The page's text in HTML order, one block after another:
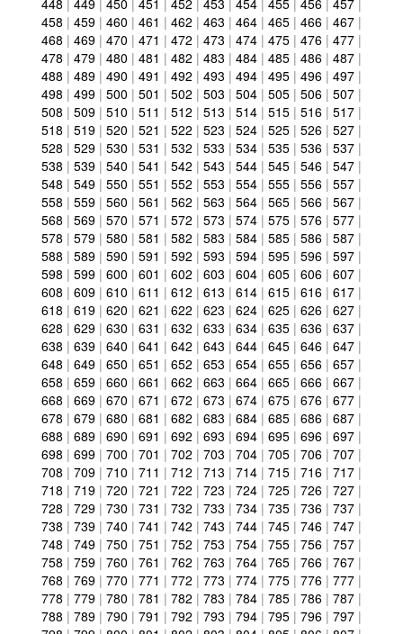
448 | 449 | 450 | 451 | 452 | 453 | 454 | 455 | 456 | 457 |
458 | 459 | 460 | 461 | 462 | 463 | 464 | 465 | 466 | 467 |
468 | 469 | 470 | 471 | 472 | 473 | 474 | 475 | 476 | 477 |
478 | 479 | 480 | 481 | 482 | 483 | 484 | 485 | 486 | 487 |
488 | 489 | 490 | 491 | 492 | 493 | 494 | 495 | 496 | 497 |
498 | 499 | 500 | 501 | 502 | 503 | 504 | 505 | 506 | 507 |
508 | 509 | 510 | 511 | 512 | 513 | 514 | 515 | 516 | 517 |
518 | 519 | 520 | 521 | 522 | 523 | 524 | 525 | 526 | 527 |
528 | 529 | 530 | 531 | 532 | 533 | 534 | 535 | 536 | 537 |
538 | 539 | 540 | 541 | 542 | 543 | 544 | 545 | 546 | 547 |
548 | 549 | 550 | 551 | 552 | 553 | 554 | 555 | 556 | 557 |
558 | 559 | 560 | 561 | 562 | 563 | 564 | 565 | 566 | 567 |
568 | 569 | 570 | 571 | 572 | 573 | 574 | 575 | 576 | 577 |
578 | 579 | 580 | 581 | 582 | 583 | 584 | 585 | 586 | 587 |
588 | 589 | 590 | 591 | 592 | 593 | 594 | 595 | 596 | 597 |
598 | 599 | 600 | 601 | 602 | 603 | 604 | 605 | 606 | 607 |
608 | 609 | 610 | 611 | 612 | 613 | 614 | 615 | 616 | 617 |
618 | 619 | 620 | 621 | 622 | 623 | 624 | 625 | 626 | 627 |
628 | 629 | 630 | 631 | 632 | 633 | 634 | 635 | 636 | 637 |
638 | 639 | 640 | 641 | 642 | 643 | 644 | 645 | 646 | 647 |
648 | 649 | 650 | 651 | 652 | 653 | 654 | 655 | 656 | 657 |
658 | 659 | 660 | 661 | 662 | 663 | 664 | 665 | 666 | 667 |
668 | 669 | 670 | 671 | 672 | 673 | 674 | 675 | 676 | 677 |
678 | 679 | 680 | 681 | 682 | 683 | 684 | 685 | 686 | 687 |
688 | 689 | 690 | 691 | 692 | 693 | 694 | 695 | 696 | 697 |
698 | 699 | 700 | 701 | 702 | 703 | 704 | 705 | 706 | 707 |
708 | 709 | 710 | 711 | 712 | 713 | 714 | 715 | 716 | 717 |
718 | 719 | 720 | 721 | 722 | 723 | 724 | 725 | 726 | 727 |
728 | 729 | 730 | 731 | 732 | 733 | 734 | 735 | 736 | 737 |
738 | 739 | 740 | 741 | 742 | 743 | 744 | 745 | 746 | 747 |
748 | 749 | 750 | 751 | 752 | 753 | 754 | 755 | 756 | 757 |
758 | 759 | 760 | 761 | 762 | 763 | 764 | 765 | 766 | 767 |
768 | 769 | 770 | 771 | 772 | 773 | 774 | 775 | 776 | 777 |
778 | 779 | 780 | 781 | 782 | 783 | 784 | 785 | 786 | 787 |
788 | 789 | 790 | 791 | 792 | 793 | 794 | 795 | 796 | 797 |